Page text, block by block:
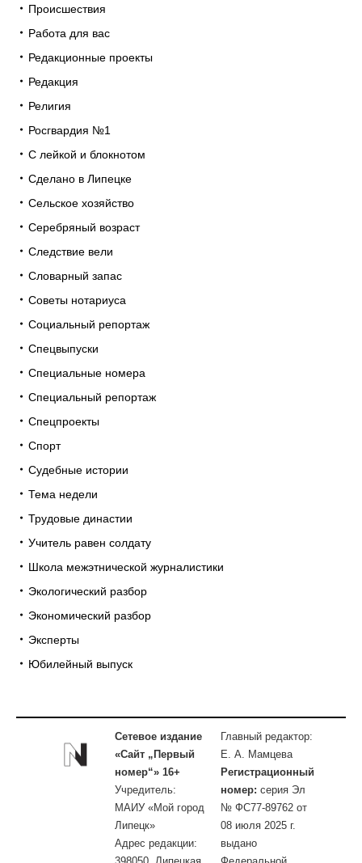
Происшествия
Работа для вас
Редакционные проекты
Редакция
Религия
Росгвардия №1
С лейкой и блокнотом
Сделано в Липецке
Сельское хозяйство
Серебряный возраст
Следствие вели
Словарный запас
Советы нотариуса
Социальный репортаж
Спецвыпуски
Специальные номера
Специальный репортаж
Спецпроекты
Спорт
Судебные истории
Тема недели
Трудовые династии
Учитель равен солдату
Школа межэтнической журналистики
Экологический разбор
Экономический разбор
Эксперты
Юбилейный выпуск
Сетевое издание
«Сайт „Первый
номер“» 16+
Учредитель:
МАИУ «Мой город
Липецк»
Адрес редакции:
Главный редактор:
Е. А. Мамцева
Регистрационный
номер: серия Эл
№ ФС77-89762 от
08 июля 2025 г.
выдано